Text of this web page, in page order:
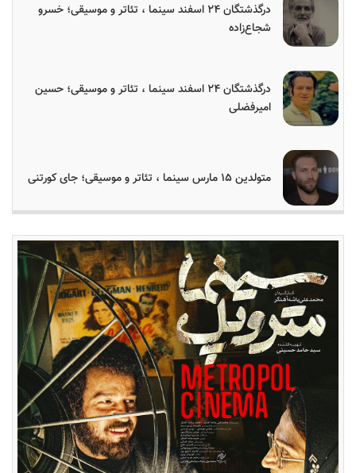
درگذشتگان ۲۴ اسفند سینما ، تئاتر و موسیقی؛ خسرو
شجاع‌زاده
درگذشتگان ۲۴ اسفند سینما ، تئاتر و موسیقی؛ حسین
امیرفضلی
متولدین ۱۵ مارس سینما ، تئاتر و موسیقی؛ جای کورتنی